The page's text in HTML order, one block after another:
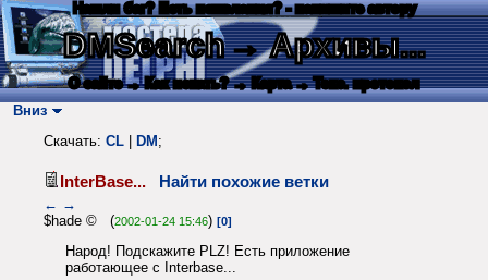
Нашли баг? Есть пожелания? - напишите автору
DMSearch→ Архивы...
О сайте → Как искать? → Карта → Текс. протокол
Вниз
Скачать: CL DM ;
InterBase... Найти похожие ветки
← →
$hade © (2002-01-24 15:46) [0]
Народ! Подскажите PLZ! Есть приложение
работающее с Interbase...